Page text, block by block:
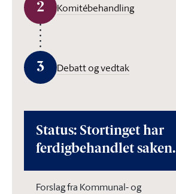
2 Komitébehandling
3 Debatt og vedtak
Status: Stortinget har
ferdigbehandlet saken.
Forslag fra Kommunal- og